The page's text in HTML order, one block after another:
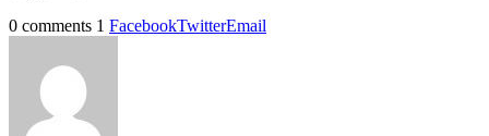
0 comments 1 FacebookTwitterEmail